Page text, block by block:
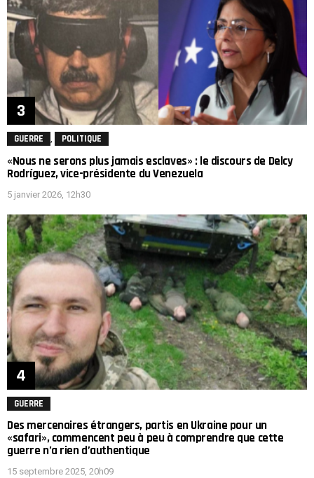
GUERRE POLITIQUE
«Nous ne serons plus jamais esclaves» : le discours de Delcy
Rodríguez, vice-présidente du Venezuela
5 janvier 2026, 12h30
GUERRE
Des mercenaires étrangers, partis en Ukraine pour un
«safari», commencent peu à peu à comprendre que cette
guerre n’a rien d’authentique
15 septembre 2025, 20h09